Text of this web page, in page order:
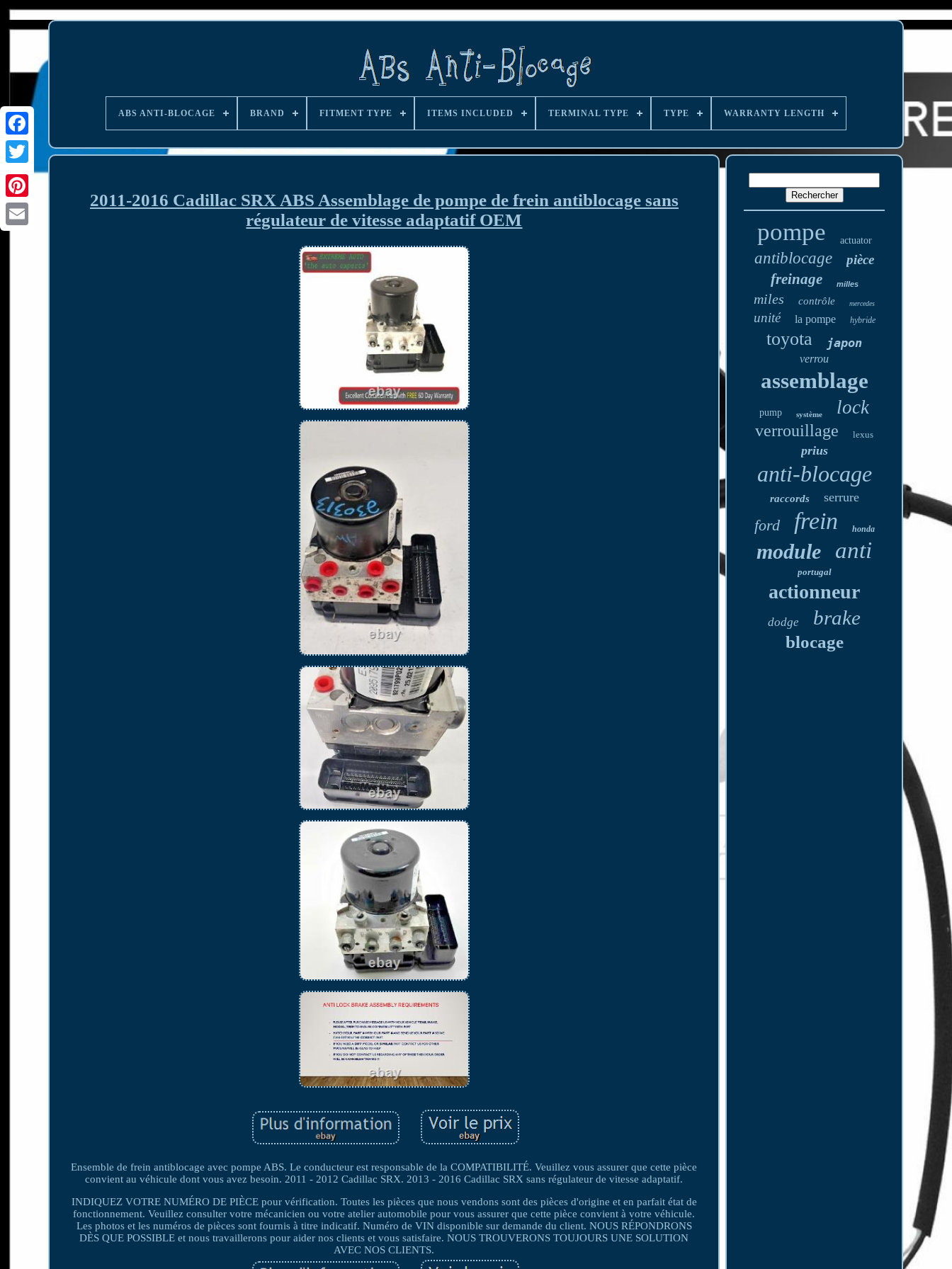
ABS ANTI-BLOCAGE BRAND FITMENT TYPE ITEMS INCLUDED TERMINAL TYPE TYPE WARRANTY LENGTH
2011-2016 Cadillac SRX ABS Assemblage de pompe de frein antiblocage sans
régulateur de vitesse adaptatif OEM
Ensemble de frein antiblocage avec pompe ABS. Le conducteur est responsable de la COMPATIBILITÉ. Veuillez vous assurer que cette pièce
convient au véhicule dont vous avez besoin. 2011 - 2012 Cadillac SRX. 2013 - 2016 Cadillac SRX sans régulateur de vitesse adaptatif.
INDIQUEZ VOTRE NUMÉRO DE PIÈCE pour vérification. Toutes les pièces que nous vendons sont des pièces d'origine et en parfait état de
fonctionnement. Veuillez consulter votre mécanicien ou votre atelier automobile pour vous assurer que cette pièce convient à votre véhicule.
Les photos et les numéros de pièces sont fournis à titre indicatif. Numéro de VIN disponible sur demande du client. NOUS RÉPONDRONS
DÈS QUE POSSIBLE et nous travaillerons pour aider nos clients et vous satisfaire. NOUS TROUVERONS TOUJOURS UNE SOLUTION
AVEC NOS CLIENTS.
pompe actuator
antiblocage pièce
freinage milles
miles contrôle mercedes
unité la pompe hybride
toyota japon
verrou
assemblage
pump système lock
verrouillage lexus
prius
anti-blocage
raccords serrure
ford frein honda
module anti
portugal
actionneur
dodge brake
blocage